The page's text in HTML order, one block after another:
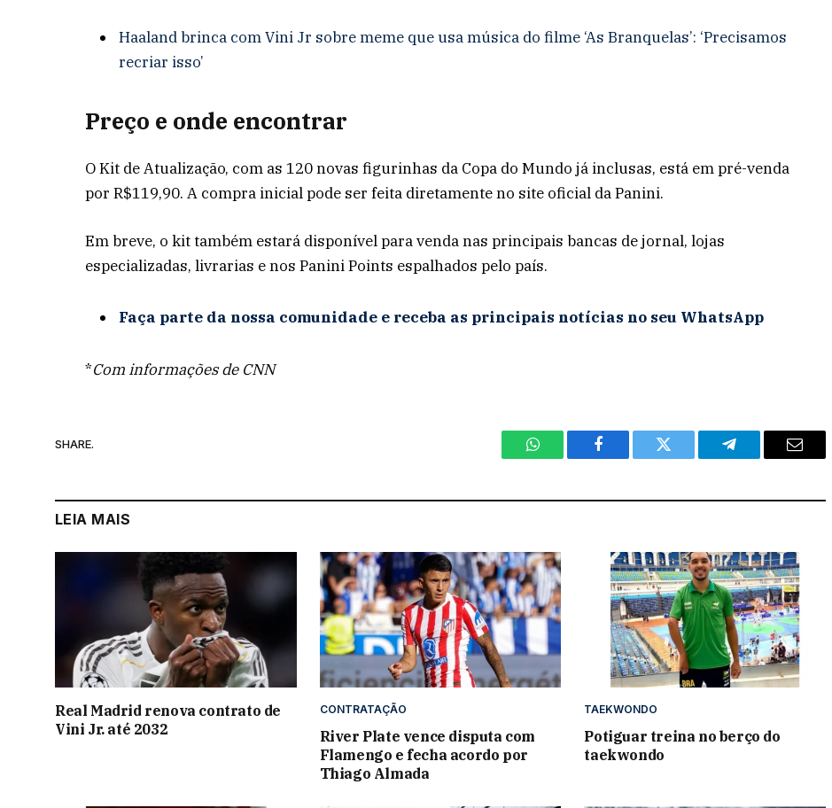
Haaland brinca com Vini Jr sobre meme que usa música do filme ‘As Branquelas’: ‘Precisamos
recriar isso’
Preço e onde encontrar
O Kit de Atualização, com as 120 novas figurinhas da Copa do Mundo já inclusas, está em pré-venda
por R$119,90. A compra inicial pode ser feita diretamente no site oficial da Panini.
Em breve, o kit também estará disponível para venda nas principais bancas de jornal, lojas
especializadas, livrarias e nos Panini Points espalhados pelo país.
Faça parte da nossa comunidade e receba as principais notícias no seu WhatsApp
*Com informações de CNN
SHARE.
WhatsAppFacebook Twitter Telegram Email
LEIA MAIS
Real Madrid renova contrato de
Vini Jr. até 2032
CONTRATAÇÃO
River Plate vence disputa com
Flamengo e fecha acordo por
Thiago Almada
TAEKWONDO
Potiguar treina no berço do
taekwondo